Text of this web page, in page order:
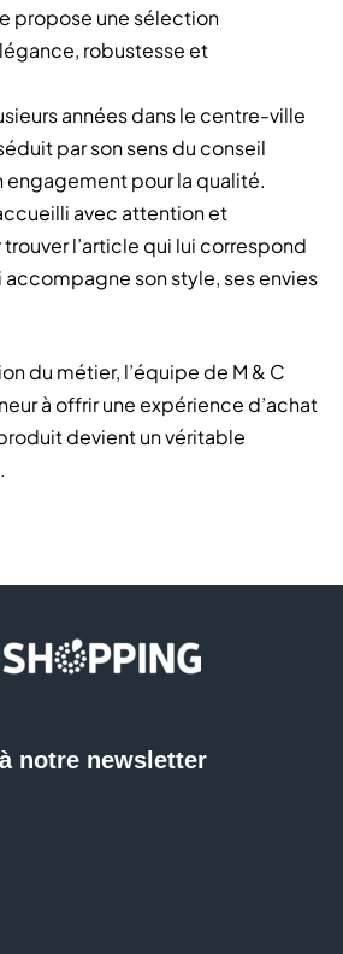
propose une sélection
robustesse et
années dans le centre-ville
par son sens du conseil
engagement pour la qualité.
avec attention et
l’article qui lui correspond
accompagne son style, ses envies
du métier, l’équipe de M & C
à offrir une expérience d’achat
devient un véritable
notre newsletter